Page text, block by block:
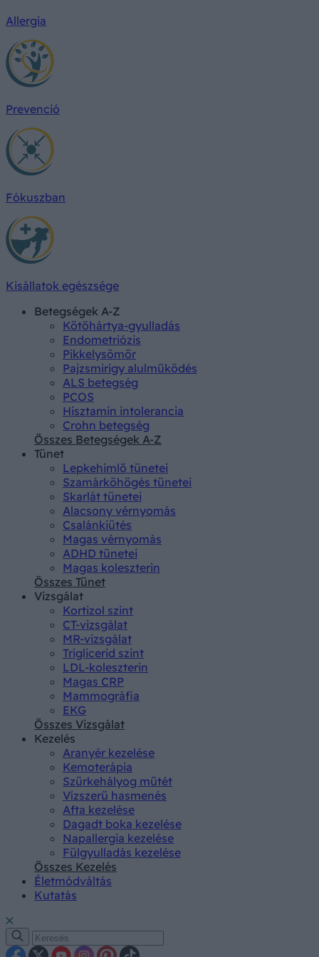
Allergia
Prevenció
Fókuszban
Kisállatok egészsége
Betegségek A-Z
Kötőhártya-gyulladás
Endometriózis
Pikkelysömör
Pajzsmirigy alulműködés
ALS betegség
PCOS
Hisztamin intolerancia
Crohn betegség
Összes Betegségek A-Z
Tünet
Lepkehimlő tünetei
Szamárköhögés tünetei
Skarlát tünetei
Alacsony vérnyomás
Csalánkiütés
Magas vérnyomás
ADHD tünetei
Magas koleszterin
Összes Tünet
Vizsgálat
Kortizol szint
CT-vizsgálat
MR-vizsgálat
Triglicerid szint
LDL-koleszterin
Magas CRP
Mammográfia
EKG
Összes Vizsgálat
Kezelés
Aranyér kezelése
Kemoterápia
Szürkehályog műtét
Vízszerű hasmenés
Afta kezelése
Dagadt boka kezelése
Napallergia kezelése
Fülgyulladás kezelése
Összes Kezelés
Életmódváltás
Kutatás